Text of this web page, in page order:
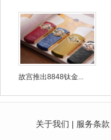
故宫推出8848钛金...
关于我们 | 服务条款